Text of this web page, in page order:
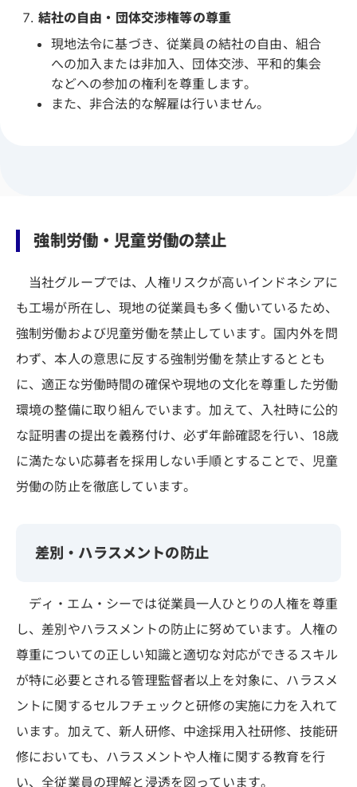
結社の自由・団体交渉権等の尊重
現地法令に基づき、従業員の結社の自由、組合
への加入または非加入、団体交渉、平和的集会
などへの参加の権利を尊重します。
また、非合法的な解雇は行いません。
強制労働・児童労働の禁止
当社グループでは、人権リスクが高いインドネシアに
も工場が所在し、現地の従業員も多く働いているため、
強制労働および児童労働を禁止しています。国内外を問
わず、本人の意思に反する強制労働を禁止するととも
に、適正な労働時間の確保や現地の文化を尊重した労働
環境の整備に取り組んでいます。加えて、入社時に公的
な証明書の提出を義務付け、必ず年齢確認を行い、18歳
に満たない応募者を採用しない手順とすることで、児童
労働の防止を徹底しています。
差別・ハラスメントの防止
ディ・エム・シーでは従業員一人ひとりの人権を尊重
し、差別やハラスメントの防止に努めています。人権の
尊重についての正しい知識と適切な対応ができるスキル
が特に必要とされる管理監督者以上を対象に、ハラスメ
ントに関するセルフチェックと研修の実施に力を入れて
います。加えて、新人研修、中途採用入社研修、技能研
修においても、ハラスメントや人権に関する教育を行
い、全従業員の理解と浸透を図っています。